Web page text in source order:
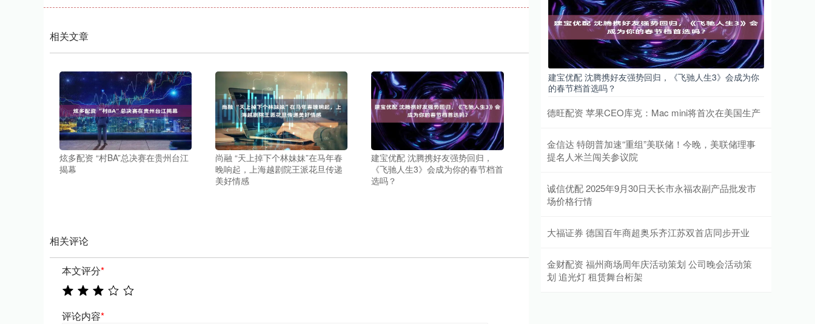
相关文章
炫多配资 “村BA”总决赛在贵州台江
揭幕
尚融 “天上掉下个林妹妹”在马年春
晚响起，上海越剧院王派花旦传递
美好情感
建宝优配 沈腾携好友强势回归，
《飞驰人生3》会成为你的春节档首
选吗？
相关评论
本文评分*
评论内容*
建宝优配 沈腾携好友强势回归，《飞驰人生3》会成为你
的春节档首选吗？
德旺配资 苹果CEO库克：Mac mini将首次在美国生产
金信达 特朗普加速“重组”美联储！今晚，美联储理事
提名人米兰闯关参议院
诚信优配 2025年9月30日天长市永福农副产品批发市
场价格行情
大福证券 德国百年商超奥乐齐江苏双首店同步开业
金财配资 福州商场周年庆活动策划 公司晚会活动策
划 追光灯 租赁舞台桁架